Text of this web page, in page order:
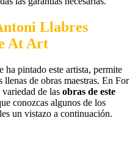
Llabres
At Art
ha pintado este artista, permite
llenas de obras maestras. En For
de las obras de este
conozcas algunos de los
un vistazo a continuación.